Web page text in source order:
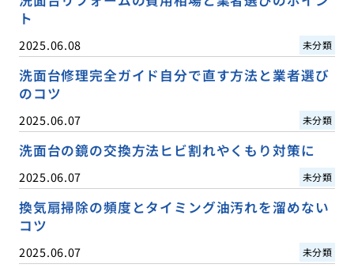
ト
2025.06.08 未分類
洗面台修理完全ガイド自分で直す方法と業者選び
のコツ
2025.06.07 未分類
洗面台の鏡の交換方法ヒビ割れやくもり対策に
2025.06.07 未分類
換気扇掃除の頻度とタイミング油汚れを溜めない
コツ
2025.06.07 未分類